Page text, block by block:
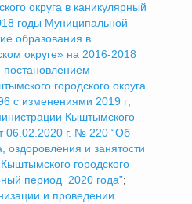
округа в каникулярный
годы Муниципальной
образования в
округе» на 2016-2018
постановлением
городского округа
с изменениями 2019 г;
Кыштымского
06.02.2020 г. № 220 “Об
оздоровления и занятости
городского
период 2020 года”;
и проведении